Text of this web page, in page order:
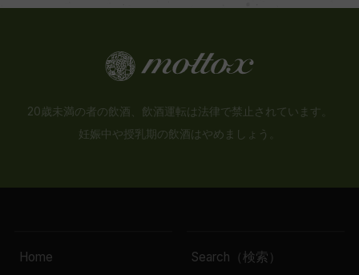
20歳未満の者の飲酒、飲酒運転は法律で禁止されています。
妊娠中や授乳期の飲酒はやめましょう。
Home
Search（検索）